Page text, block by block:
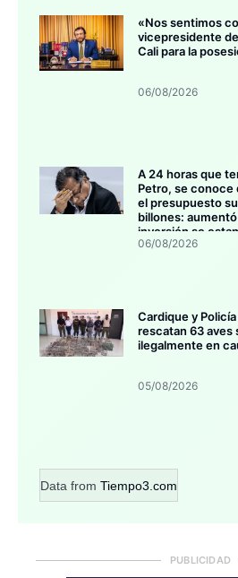
«Nos sentimos
vicepresidente
Cali para la
06/08/2026
A 24 horas que
Petro, se conoce
el presupuesto
billones:
inversión se
06/08/2026
Cardique y
rescatan 63 aves
ilegalmente en
05/08/2026
Data from Tiempo3.com
PUBLICIDAD